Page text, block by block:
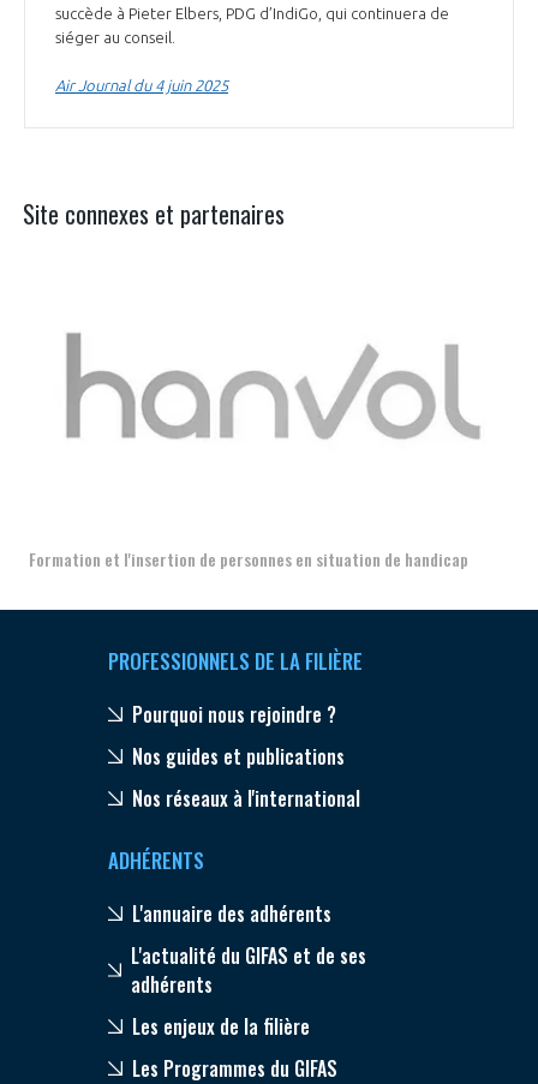
succède à Pieter Elbers, PDG d’IndiGo, qui continuera de
siéger au conseil.
Air Journal du 4 juin 2025
Site connexes et partenaires
Formation et l'insertion de personnes en situation de handicap
PROFESSIONNELS DE LA FILIÈRE
Pourquoi nous rejoindre ?
Nos guides et publications
Nos réseaux à l'international
ADHÉRENTS
L'annuaire des adhérents
L'actualité du GIFAS et de ses
adhérents
Les enjeux de la filière
Les Programmes du GIFAS